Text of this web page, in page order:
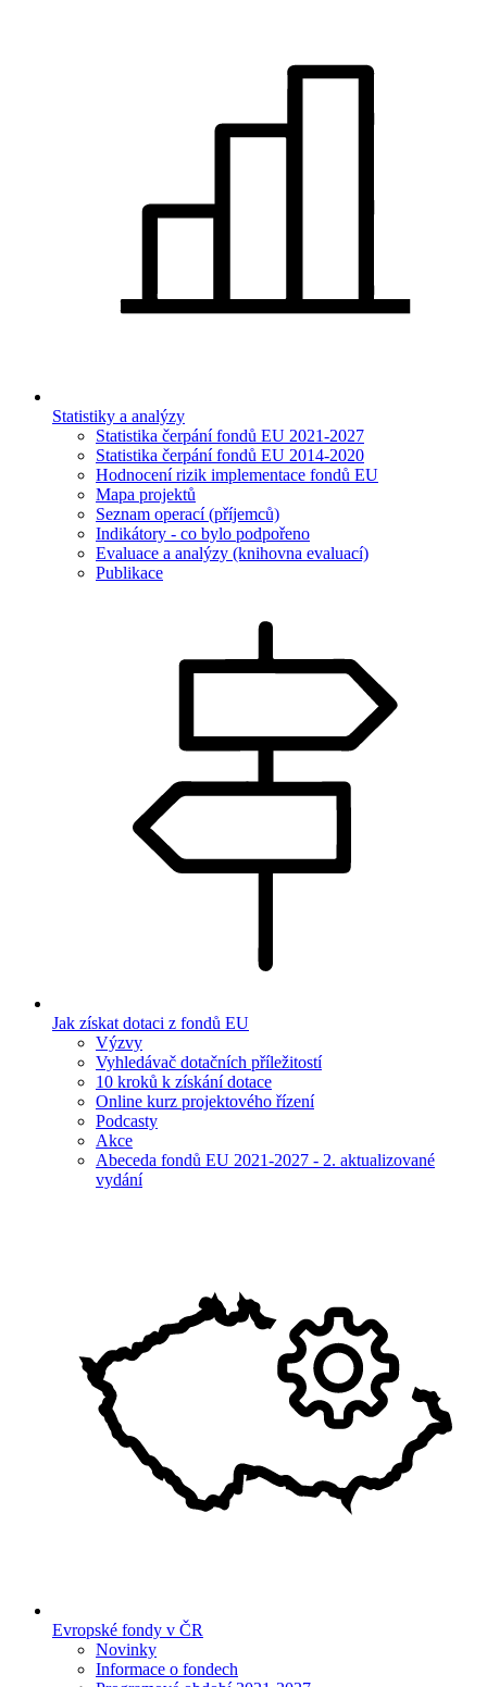
Statistiky a analýzy
Statistika čerpání fondů EU 2021-2027
Statistika čerpání fondů EU 2014-2020
Hodnocení rizik implementace fondů EU
Mapa projektů
Seznam operací (příjemců)
Indikátory - co bylo podpořeno
Evaluace a analýzy (knihovna evaluací)
Publikace
Jak získat dotaci z fondů EU
Výzvy
Vyhledávač dotačních příležitostí
10 kroků k získání dotace
Online kurz projektového řízení
Podcasty
Akce
Abeceda fondů EU 2021-2027 - 2. aktualizované
vydání
Evropské fondy v ČR
Novinky
Informace o fondech